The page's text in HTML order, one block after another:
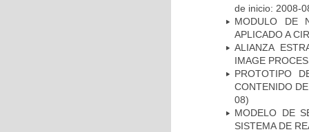
de inicio: 2008-
MODULO DE
APLICADO A
ALIANZA
IMAGE
PROTOTIPO
CONTENIDO
08)
MODELO DE
SISTEMA DE